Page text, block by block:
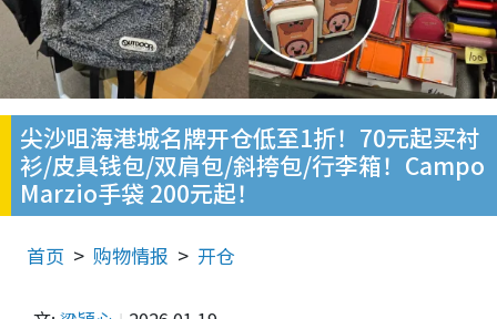
尖沙咀海港城名牌开仓低至1折！70元起买衬
衫/皮具钱包/双肩包/斜挎包/行李箱！Campo
Marzio手袋 200元起！
首页 购物情报 开仓